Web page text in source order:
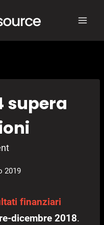
supera
2019
finanziari
dicembre 2018.